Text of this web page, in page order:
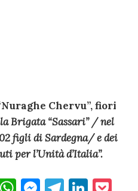
Chervu”, fiori
Brigata “Sassari” / nel
figli di Sardegna/ e dei
per l’Unità d’Italia”.